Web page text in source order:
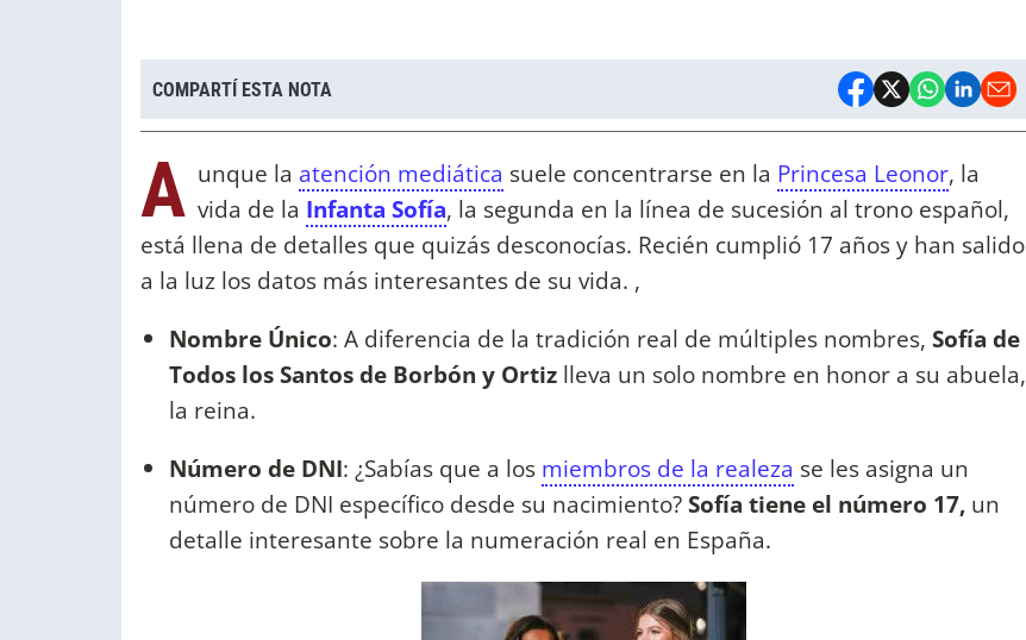
COMPARTÍ ESTA NOTA
A unque la atención mediática suele concentrarse en la Princesa Leonor, la
vida de la Infanta Sofía, la segunda en la línea de sucesión al trono español,
está llena de detalles que quizás desconocías. Recién cumplió 17 años y han salido
a la luz los datos más interesantes de su vida. ,
Nombre Único: A diferencia de la tradición real de múltiples nombres, Sofía de
Todos los Santos de Borbón y Ortiz lleva un solo nombre en honor a su abuela,
la reina.
Número de DNI: ¿Sabías que a los miembros de la realeza se les asigna un
número de DNI específico desde su nacimiento?Sofía tiene el número 17, un
detalle interesante sobre la numeración real en España.